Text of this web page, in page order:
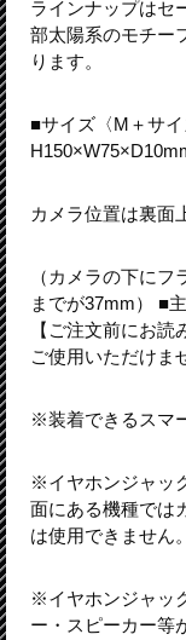
ラインナップはセ
部太陽系のモチー
ります。
■サイズ〈M＋サ
カメラ位置は裏面
（カメラの下に
までが37mm） ■
【ご注文前にお
ご使用いただけま
※装着できるスマ
※イヤホンジャッ
面にある機種で
は使用できません。
※イヤホンジャッ
ー・スピーカー